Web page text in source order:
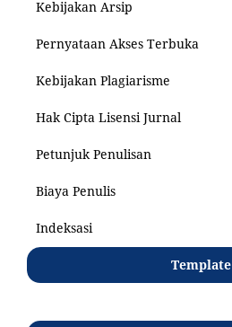
Kebijakan Arsip
Pernyataan Akses Terbuka
Kebijakan Plagiarisme
Hak Cipta Lisensi Jurnal
Petunjuk Penulisan
Biaya Penulis
Indeksasi
Template